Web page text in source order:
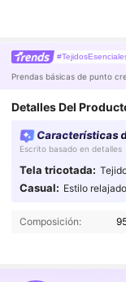
Prendas básicas de punto
Detalles Del
Características
Escrito basado en detalles
Tela tricotada:
Casual: Estilo
Composición:
4.88 3M
4.88